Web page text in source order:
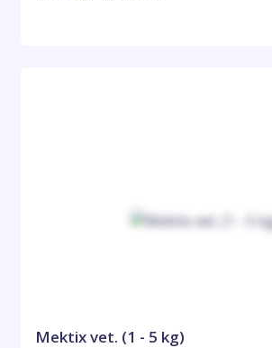
Mektix vet. (1 - 5 kg)